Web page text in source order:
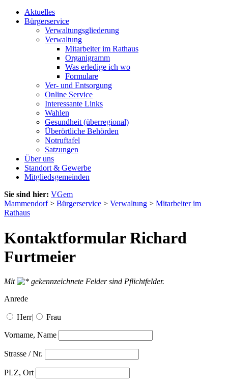
Aktuelles
Bürgerservice
Verwaltungsgliederung
Verwaltung
Mitarbeiter im Rathaus
Organigramm
Was erledige ich wo
Formulare
Ver- und Entsorgung
Online Service
Interessante Links
Wahlen
Gesundheit (überregional)
Überörtliche Behörden
Notruftafel
Satzungen
Über uns
Standort & Gewerbe
Mitgliedsgemeinden
Sie sind hier: VGem
Mammendorf> Bürgerservice > Verwaltung > Mitarbeiter im
Rathaus
Kontaktformular Richard
Furtmeier
Mit
gekennzeichnete Felder sind Pflichtfelder.
Anrede
Herr| Frau
Vorname, Name
Strasse / Nr.
PLZ, Ort